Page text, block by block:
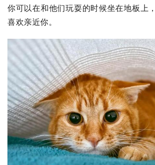
你可以在和他们玩耍的时候坐在地板上
喜欢亲近你。